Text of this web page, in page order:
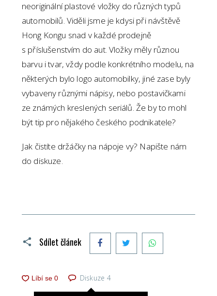
neoriginální plastové vložky do různých typů
automobilů. Viděli jsme je kdysi při návštěvě
Hong Kongu snad v každé prodejně
s příslušenstvím do aut. Vložky měly různou
barvu i tvar, vždy podle konkrétního modelu, na
některých bylo logo automobilky, jiné zase byly
vybaveny různými nápisy, nebo postavičkami
ze známých kreslených seriálů. Že by to mohl
být tip pro nějakého českého podnikatele?
Jak čistíte držáčky na nápoje vy? Napište nám
do diskuze.
Sdílet článek FacebookTwitter
Diskuze 4